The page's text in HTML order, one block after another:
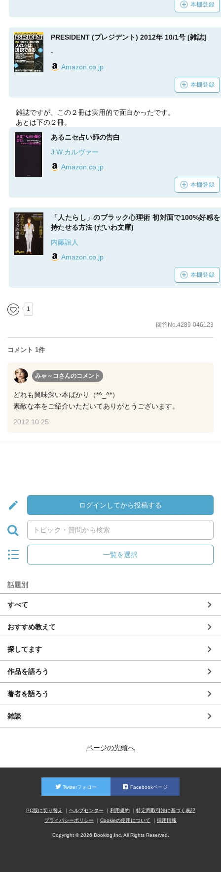
本棚登録
PRESIDENT (プレジデント) 2012年 10/1号 [雑誌]
-
Amazon.co.jp
本棚登録
雑誌ですが、この２冊は実用的で面白かったです。
あとは下の２冊。
あるニセ占い師の告白
J.W.カルヴァー
Amazon.co.jp
本棚登録
「人たらし」のブラック心理術 初対面で100%好感を
持たせる方法 (だいわ文庫)
内藤誼人
Amazon.co.jp
本棚登録
1
回答No.4289-046123
コメント 1件
みゃ～コさんのコメント
どれも興味深い本ばかり（*^_^*）
素敵な本をご紹介いただいてありがとうございます。
2012.10.25
ログインしてから投稿する
一覧を選択
話題別
すべて
おすすめ教えて
探してます
作品を語ろう
著者を語ろう
雑談
ページの先頭へ
Twitterフォロー Facebookページ
PC版に切り替え ヘルプセンター 利用規約
特定商取引法に基づく表記
プライバシーポリシー
Cookieの使用について 採用情報
Copyright © 2026 Booklog,Inc. All Rights Reserved.